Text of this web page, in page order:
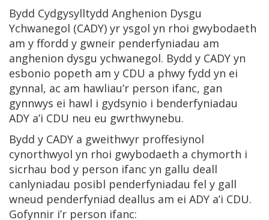
Bydd Cydgysylltydd Anghenion Dysgu
Ychwanegol (CADY) yr ysgol yn rhoi gwybodaeth
am y ffordd y gwneir penderfyniadau am
anghenion dysgu ychwanegol. Bydd y CADY yn
esbonio popeth am y CDU a phwy fydd yn ei
gynnal, ac am hawliau’r person ifanc, gan
gynnwys ei hawl i gydsynio i benderfyniadau
ADY a’i CDU neu eu gwrthwynebu.
Bydd y CADY a gweithwyr proffesiynol
cynorthwyol yn rhoi gwybodaeth a chymorth i
sicrhau bod y person ifanc yn gallu deall
canlyniadau posibl penderfyniadau fel y gall
wneud penderfyniad deallus am ei ADY a’i CDU.
Gofynnir i’r person ifanc: